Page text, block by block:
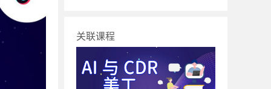
关联课程